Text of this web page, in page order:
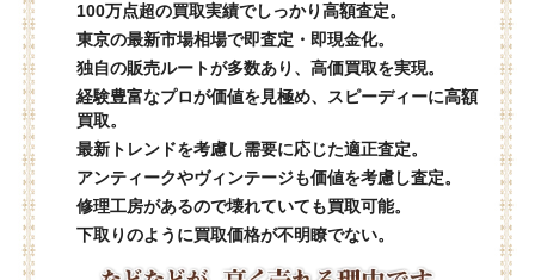
100万点超の買取実績でしっかり高額査定。
東京の最新市場相場で即査定・即現金化。
独自の販売ルートが多数あり、高価買取を実現。
経験豊富なプロが価値を見極め、スピーディーに高額
買取。
最新トレンドを考慮し需要に応じた適正査定。
アンティークやヴィンテージも価値を考慮し査定。
修理工房があるので壊れていても買取可能。
下取りのように買取価格が不明瞭でない。